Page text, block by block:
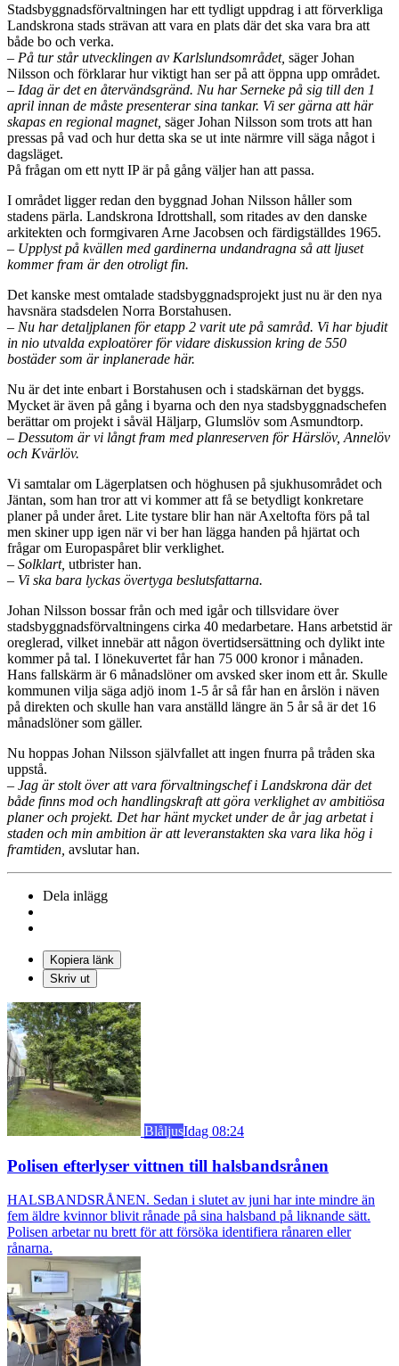
Stadsbyggnadsförvaltningen har ett tydligt uppdrag i att förverkliga
Landskrona stads strävan att vara en plats där det ska vara bra att
både bo och verka.
– På tur står utvecklingen av Karlslundsområdet, säger Johan
Nilsson och förklarar hur viktigt han ser på att öppna upp området.
– Idag är det en återvändsgränd. Nu har Serneke på sig till den 1
april innan de måste presenterar sina tankar. Vi ser gärna att här
skapas en regional magnet, säger Johan Nilsson som trots att han
pressas på vad och hur detta ska se ut inte närmre vill säga något i
dagsläget.
På frågan om ett nytt IP är på gång väljer han att passa.
I området ligger redan den byggnad Johan Nilsson håller som
stadens pärla. Landskrona Idrottshall, som ritades av den danske
arkitekten och formgivaren Arne Jacobsen och färdigställdes 1965.
– Upplyst på kvällen med gardinerna undandragna så att ljuset
kommer fram är den otroligt fin.
Det kanske mest omtalade stadsbyggnadsprojekt just nu är den nya
havsnära stadsdelen Norra Borstahusen.
– Nu har detaljplanen för etapp 2 varit ute på samråd. Vi har bjudit
in nio utvalda exploatörer för vidare diskussion kring de 550
bostäder som är inplanerade här.
Nu är det inte enbart i Borstahusen och i stadskärnan det byggs.
Mycket är även på gång i byarna och den nya stadsbyggnadschefen
berättar om projekt i såväl Häljarp, Glumslöv som Asmundtorp.
– Dessutom är vi långt fram med planreserven för Härslöv, Annelöv
och Kvärlöv.
Vi samtalar om Lägerplatsen och höghusen på sjukhusområdet och
Jäntan, som han tror att vi kommer att få se betydligt konkretare
planer på under året. Lite tystare blir han när Axeltofta förs på tal
men skiner upp igen när vi ber han lägga handen på hjärtat och
frågar om Europaspåret blir verklighet.
– Solklart, utbrister han.
– Vi ska bara lyckas övertyga beslutsfattarna.
Johan Nilsson bossar från och med igår och tillsvidare över
stadsbyggnadsförvaltningens cirka 40 medarbetare. Hans arbetstid är
oreglerad, vilket innebär att någon övertidsersättning och dylikt inte
kommer på tal. I lönekuvertet får han 75 000 kronor i månaden.
Hans fallskärm är 6 månadslöner om avsked sker inom ett år. Skulle
kommunen vilja säga adjö inom 1-5 år så får han en årslön i näven
på direkten och skulle han vara anställd längre än 5 år så är det 16
månadslöner som gäller.
Nu hoppas Johan Nilsson självfallet att ingen fnurra på tråden ska
uppstå.
– Jag är stolt över att vara förvaltningschef i Landskrona där det
både finns mod och handlingskraft att göra verklighet av ambitiösa
planer och projekt. Det har hänt mycket under de år jag arbetat i
staden och min ambition är att leveranstakten ska vara lika hög i
framtiden, avslutar han.
Dela inlägg
Kopiera länk
Skriv ut
BlåljusIdag 08:24
Polisen efterlyser vittnen till halsbandsrånen
HALSBANDSRÅNEN. Sedan i slutet av juni har inte mindre än
fem äldre kvinnor blivit rånade på sina halsband på liknande sätt.
Polisen arbetar nu brett för att försöka identifiera rånaren eller
rånarna.